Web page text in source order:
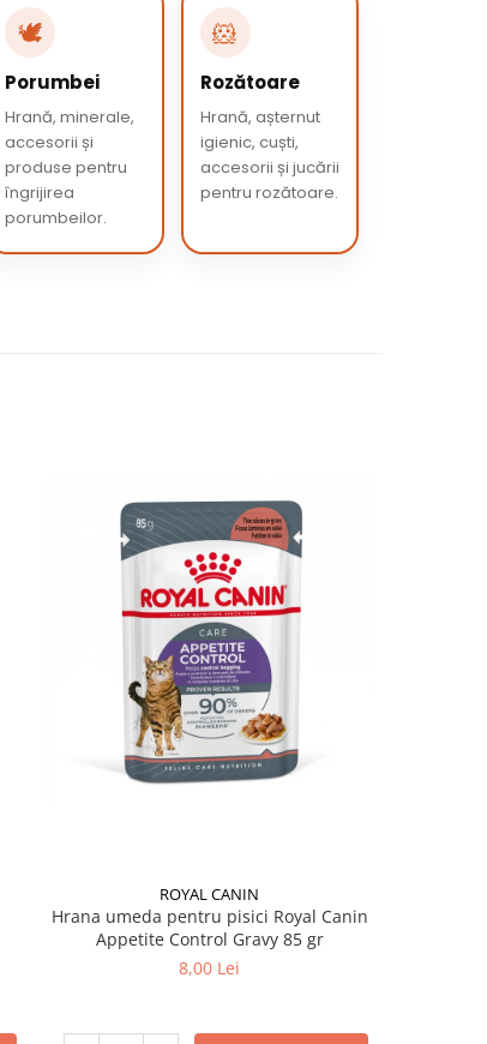
🕊️
Porumbei
Hrană, minerale,
accesorii și
produse pentru
îngrijirea
porumbeilor.
🐹
Rozătoare
Hrană, așternut
igienic, cuști,
accesorii și jucării
pentru rozătoare.
ROYAL CANIN
Hrana umeda pentru pisici Royal Canin
Appetite Control Gravy 85 gr
8,00 Lei